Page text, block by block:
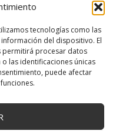
tecnologías como las
del dispositivo. El
permitirá procesar datos
las identificaciones únicas
puede afectar